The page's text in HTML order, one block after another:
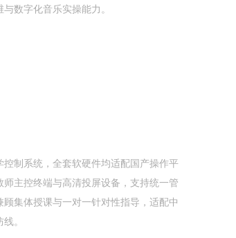
数字化音乐实操能力。
制系统，全套软硬件均适配国产操作平
主控终端与高清投屏设备，支持统一管
集体授课与一对一针对性指导，适配中
。